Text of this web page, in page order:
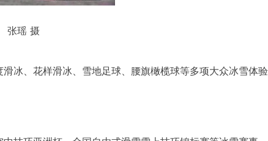
张瑶 摄
冰、花样滑冰、雪地足球、腰旗橄榄球等多项大众冰雪体验